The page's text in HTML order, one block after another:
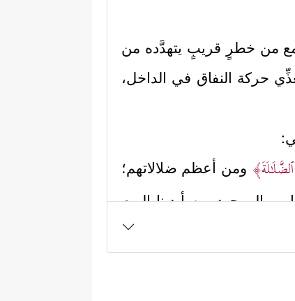
من خطرٍ قريبٍ يتهدَّده من
حركة النفاق في الداخل،
ومن أعظم ضلالاتهم؛
الموجود بين أيدينا اليوم